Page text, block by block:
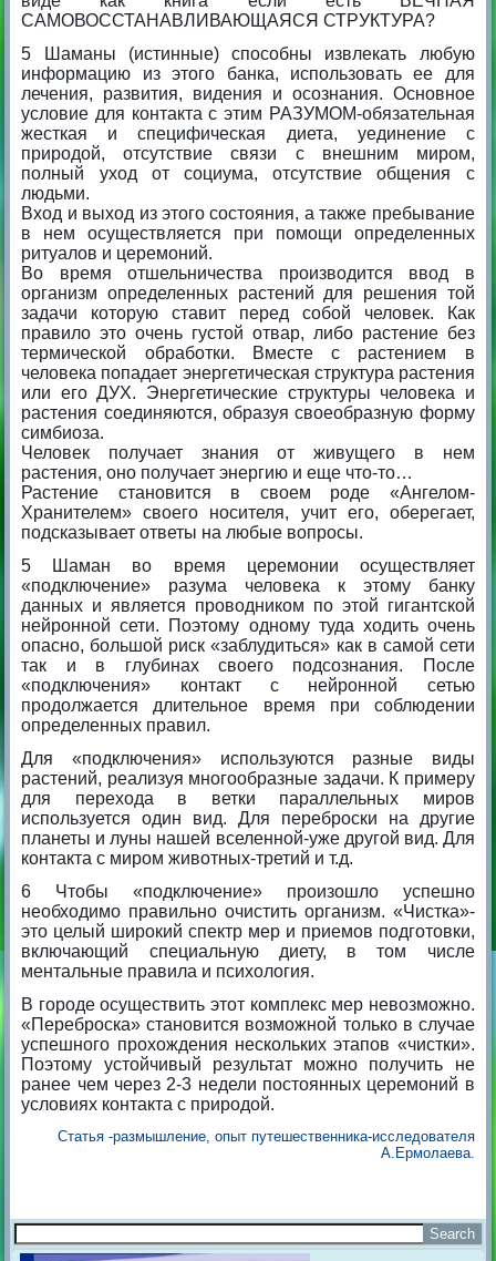
САМОВОССТАНАВЛИВАЮЩАЯСЯ СТРУКТУРА?
5 Шаманы (истинные) способны извлекать любую
информацию из этого банка, использовать ее для
лечения, развития, видения и осознания. Основное
условие для контакта с этим РАЗУМОМ-обязательная
жесткая и специфическая диета, уединение с
природой, отсутствие связи с внешним миром,
полный уход от социума, отсутствие общения с
людьми.
Вход и выход из этого состояния, а также пребывание
в нем осуществляется при помощи определенных
ритуалов и церемоний.
Во время отшельничества производится ввод в
организм определенных растений для решения той
задачи которую ставит перед собой человек. Как
правило это очень густой отвар, либо растение без
термической обработки. Вместе с растением в
человека попадает энергетическая структура растения
или его ДУХ. Энергетические структуры человека и
растения соединяются, образуя своеобразную форму
симбиоза.
Человек получает знания от живущего в нем
растения, оно получает энергию и еще что-то…
Растение становится в своем роде «Ангелом-
Хранителем» своего носителя, учит его, оберегает,
подсказывает ответы на любые вопросы.
5 Шаман во время церемонии осуществляет
«подключение» разума человека к этому банку
данных и является проводником по этой гигантской
нейронной сети. Поэтому одному туда ходить очень
опасно, большой риск «заблудиться» как в самой сети
так и в глубинах своего подсознания. После
«подключения» контакт с нейронной сетью
продолжается длительное время при соблюдении
определенных правил.
Для «подключения» используются разные виды
растений, реализуя многообразные задачи. К примеру
для перехода в ветки параллельных миров
используется один вид. Для переброски на другие
планеты и луны нашей вселенной-уже другой вид. Для
контакта с миром животных-третий и т.д.
6 Чтобы «подключение» произошло успешно
необходимо правильно очистить организм. «Чистка»-
это целый широкий спектр мер и приемов подготовки,
включающий специальную диету, в том числе
ментальные правила и психология.
В городе осуществить этот комплекс мер невозможно.
«Переброска» становится возможной только в случае
успешного прохождения нескольких этапов «чистки».
Поэтому устойчивый результат можно получить не
ранее чем через 2-3 недели постоянных церемоний в
условиях контакта с природой.
Статья -размышление, опыт путешественника-исследователя
А.Ермолаева.